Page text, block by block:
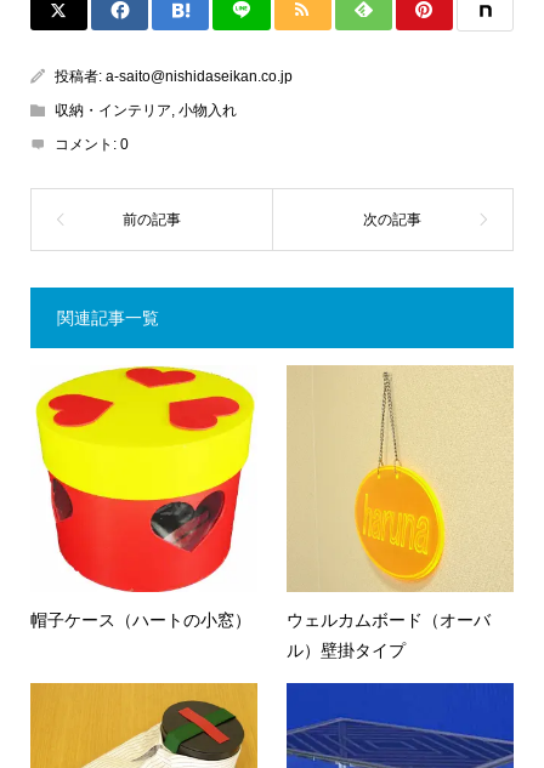
投稿者: a-saito@nishidaseikan.co.jp
収納・インテリア, 小物入れ
コメント: 0
関連記事一覧
帽子ケース（ハートの小窓）
ウェルカムボード（オーバ
ル）壁掛タイプ